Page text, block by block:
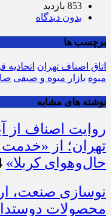
853 بازدید
بدون دیدگاه
برچسب ها
اتاق اصناف تهران
میوه بازار میوه و صیفی
نوشته های مشابه
روایت اصناف از
تهران؛ از «خدمت
حال‌وهوای کربلا» 14
نوسازی صنعت،
محصولات